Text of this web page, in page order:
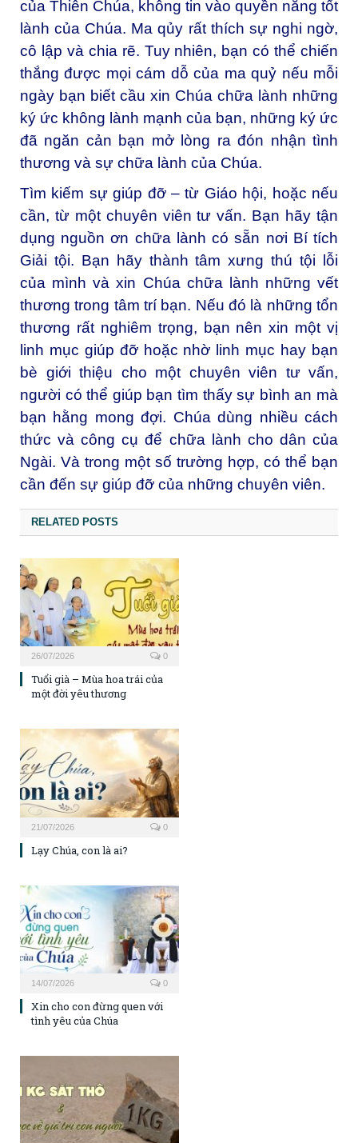
của Thiên Chúa, không tin vào quyền năng tốt
lành của Chúa. Ma qủy rất thích sự nghi ngờ,
cô lập và chia rẽ. Tuy nhiên, bạn có thể chiến
thắng được mọi cám dỗ của ma quỷ nếu mỗi
ngày bạn biết cầu xin Chúa chữa lành những
ký ức không lành mạnh của bạn, những ký ức
đã ngăn cản bạn mở lòng ra đón nhận tình
thương và sự chữa lành của Chúa.
Tìm kiếm sự giúp đỡ – từ Giáo hội, hoặc nếu
cần, từ một chuyên viên tư vấn. Bạn hãy tận
dụng nguồn ơn chữa lành có sẵn nơi Bí tích
Giải tội. Bạn hãy thành tâm xưng thú tội lỗi
của mình và xin Chúa chữa lành những vết
thương trong tâm trí bạn. Nếu đó là những tổn
thương rất nghiêm trọng, bạn nên xin một vị
linh mục giúp đỡ hoặc nhờ linh mục hay bạn
bè giới thiệu cho một chuyên viên tư vấn,
người có thể giúp bạn tìm thấy sự bình an mà
bạn hằng mong đợi. Chúa dùng nhiều cách
thức và công cụ để chữa lành cho dân của
Ngài. Và trong một số trường hợp, có thể bạn
cần đến sự giúp đỡ của những chuyên viên.
RELATED POSTS
26/07/2026 0
Tuổi già – Mùa hoa trái của
một đời yêu thương
21/07/2026 0
Lạy Chúa, con là ai?
14/07/2026 0
Xin cho con đừng quen với
tình yêu của Chúa